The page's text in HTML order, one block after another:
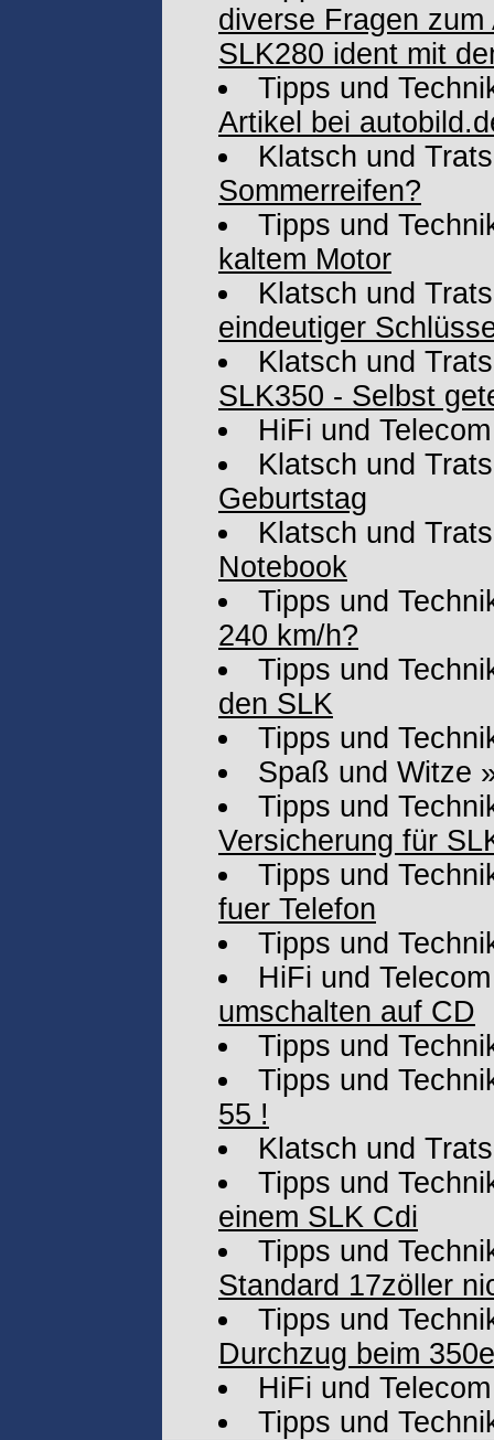
diverse Fragen
SLK280 ident mit
Tipps und
Artikel bei
Klatsch und
Sommerreifen?
Tipps und
kaltem Motor
Klatsch und
eindeutiger
Klatsch und
SLK350 - Selbst
HiFi und Telecom
Klatsch und
Geburtstag
Klatsch und
Notebook
Tipps und
240 km/h?
Tipps und
den SLK
Tipps und
Spaß und Witze
Tipps und
Versicherung für
Tipps und
fuer Telefon
Tipps und
HiFi und Telecom
umschalten auf CD
Tipps und
Tipps und
55 !
Klatsch und
Tipps und
einem SLK Cdi
Tipps und
Standard 17zöller
Tipps und
Durchzug beim
HiFi und Telecom
Tipps und